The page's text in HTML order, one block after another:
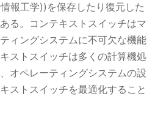
報工学))を保存したり復元した
る。コンテキストスイッチはマ
ィングシステムに不可欠な機能
ストスイッチは多くの計算機処
オペレーティングシステムの設
ストスイッチを最適化すること